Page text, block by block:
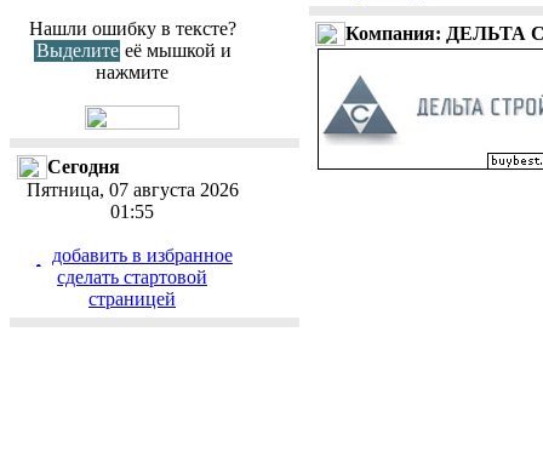
Нашли ошибку в тексте?
Выделите её мышкой и
нажмите
Сегодня
Пятница, 07 августа 2026
01:55
добавить в избранное
cделать стартовой
страницей
Компания: ДЕЛЬТА